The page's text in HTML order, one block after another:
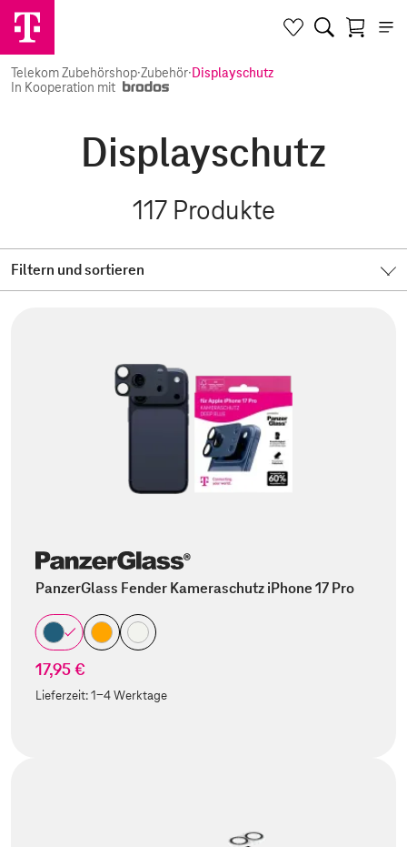
Telekom Zubehörshop·Zubehör·Displayschutz
In Kooperation mit
Displayschutz
117 Produkte
Filtern und sortieren
PanzerGlass Fender Kameraschutz iPhone 17 Pro
17,95 €
Lieferzeit:1-4 Werktage